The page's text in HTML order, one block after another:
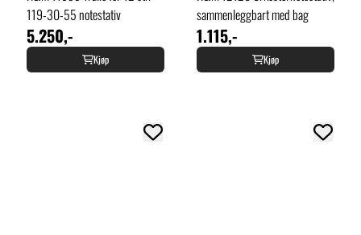
119-30-55 notestativ
5.250,-
Kjøp
sammenleggbart med bag
1.115,-
Kjøp